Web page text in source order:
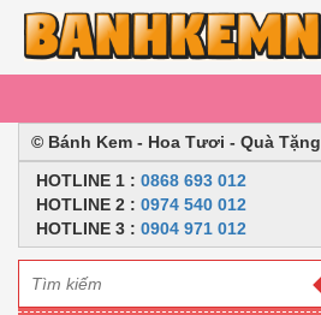
© Bánh Kem - Hoa Tươi - Quà Tặng
HOTLINE 1 : 0868 693 012
HOTLINE 2 : 0974 540 012
HOTLINE 3 : 0904 971 012